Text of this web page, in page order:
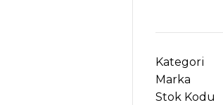
Kategori
Marka
Stok Kodu